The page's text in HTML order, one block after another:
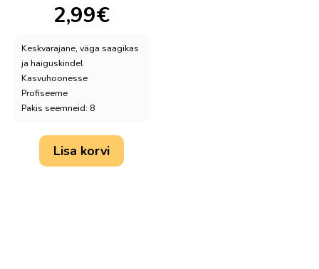
2,99€
Keskvarajane, väga saagikas
ja haiguskindel
Kasvuhoonesse
Profiseeme
Pakis seemneid: 8
Lisa korvi